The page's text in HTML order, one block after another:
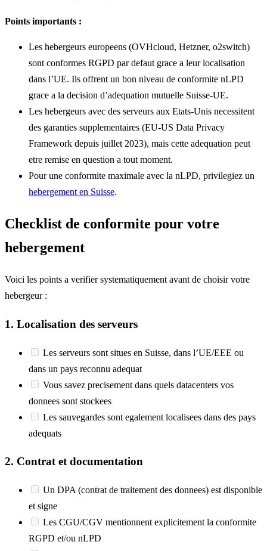
Points importants :
Les hebergeurs europeens (OVHcloud, Hetzner, o2switch)
sont conformes RGPD par defaut grace a leur localisation
dans l’UE. Ils offrent un bon niveau de conformite nLPD
grace a la decision d’adequation mutuelle Suisse-UE.
Les hebergeurs avec des serveurs aux Etats-Unis necessitent
des garanties supplementaires (EU-US Data Privacy
Framework depuis juillet 2023), mais cette adequation peut
etre remise en question a tout moment.
Pour une conformite maximale avec la nLPD, privilegiez un
hebergement en Suisse.
Checklist de conformite pour votre
hebergement
Voici les points a verifier systematiquement avant de choisir votre
hebergeur :
1. Localisation des serveurs
Les serveurs sont situes en Suisse, dans l’UE/EEE ou
dans un pays reconnu adequat
Vous savez precisement dans quels datacenters vos
donnees sont stockees
Les sauvegardes sont egalement localisees dans des pays
adequats
2. Contrat et documentation
Un DPA (contrat de traitement des donnees) est disponible
et signe
Les CGU/CGV mentionnent explicitement la conformite
RGPD et/ou nLPD